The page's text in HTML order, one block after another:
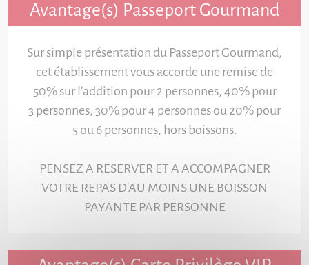
Avantage(s) Passeport Gourmand
Sur simple présentation du Passeport Gourmand,
cet établissement vous accorde une remise de
50% sur l'addition pour 2 personnes, 40% pour
3 personnes, 30% pour 4 personnes ou 20% pour
5 ou 6 personnes, hors boissons.
PENSEZ A RESERVER ET A ACCOMPAGNER
VOTRE REPAS D'AU MOINS UNE BOISSON
PAYANTE PAR PERSONNE